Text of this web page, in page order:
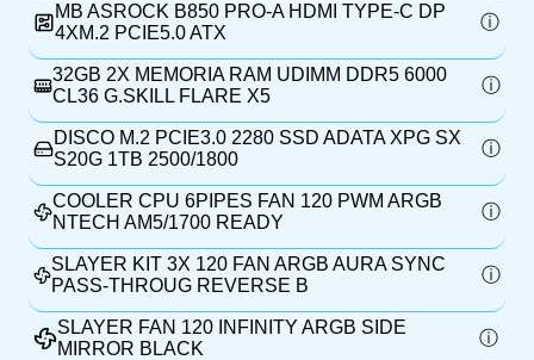
MB ASROCK B850 PRO-A HDMI TYPE-C DP
4XM.2 PCIE5.0 ATX
32GB 2X MEMORIA RAM UDIMM DDR5 6000
CL36 G.SKILL FLARE X5
DISCO M.2 PCIE3.0 2280 SSD ADATA XPG SX
S20G 1TB 2500/1800
COOLER CPU 6PIPES FAN 120 PWM ARGB
NTECH AM5/1700 READY
SLAYER KIT 3X 120 FAN ARGB AURA SYNC
PASS-THROUG REVERSE B
SLAYER FAN 120 INFINITY ARGB SIDE
MIRROR BLACK